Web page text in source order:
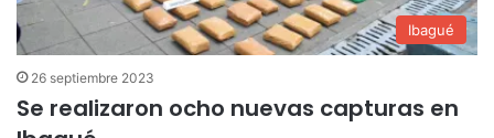
Ibagué
26 septiembre 2023
Se realizaron ocho nuevas capturas en